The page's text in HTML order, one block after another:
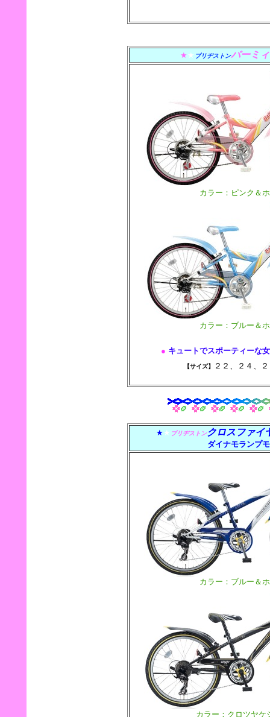
★★ ブリヂストンバーミ
カラー：ピンク＆
カラー：ブルー＆
● キュートでスポーティーな
【サイズ】 ２２、２４、
★★ ブリヂストンクロスファイ
ダイナモランプ
カラー：ブルー＆
カラー：クロツヤケ